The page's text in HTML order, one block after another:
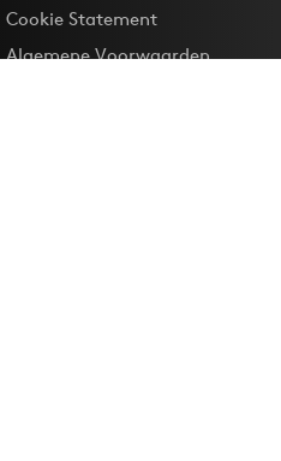
Cookie Statement
Algemene Voorwaarden